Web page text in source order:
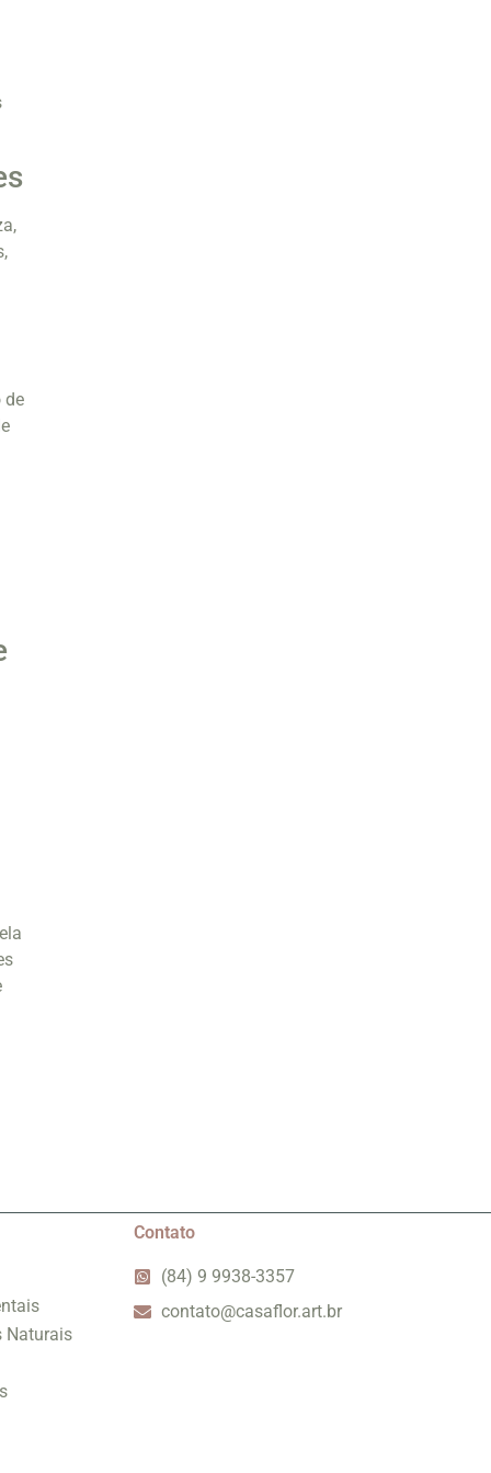
de
Naturais
Contato
(84) 9 9938-3357
contato@casaflor.art.br